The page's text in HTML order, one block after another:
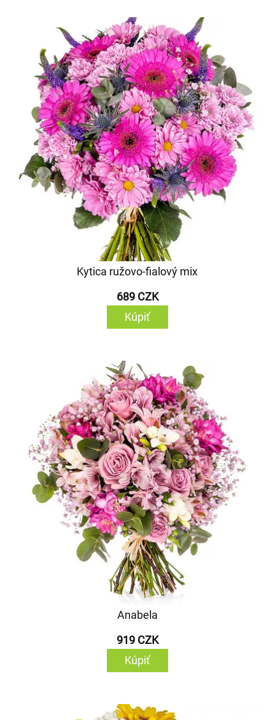
Kytica ružovo-fialový mix
689 CZK
Kúpiť
Anabela
919 CZK
Kúpiť